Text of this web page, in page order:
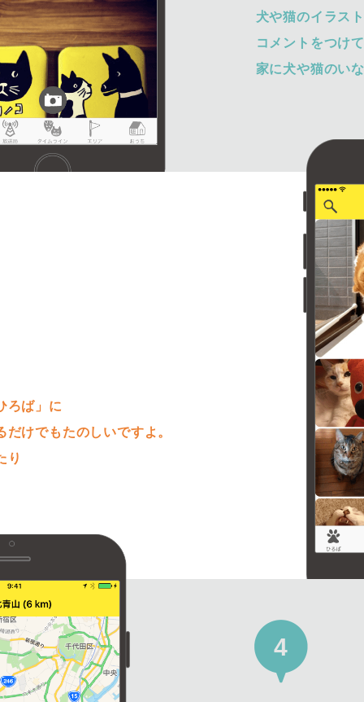
犬や猫のイラス
コメントをつけ
家に犬や猫のい
ろば」に
けでもたのしいですよ。
り
4